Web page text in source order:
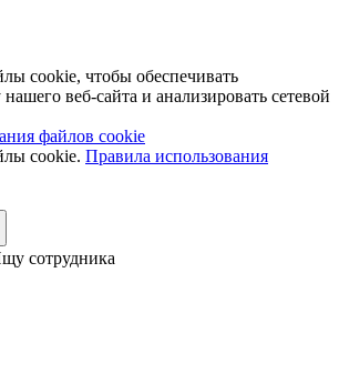
cookie, чтобы обеспечивать
веб-сайта и анализировать сетевой
файлов cookie
cookie. Правила использования
сотрудника